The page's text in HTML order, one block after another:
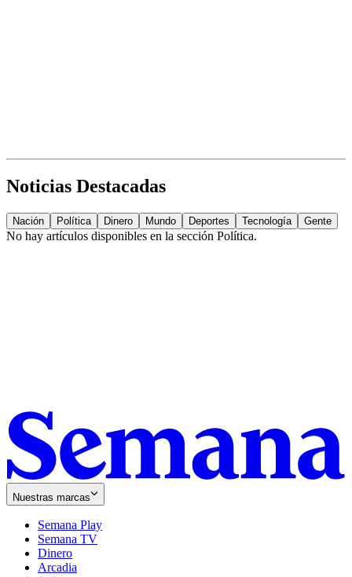
Noticias Destacadas
Nación Política Dinero Mundo Deportes Tecnología Gente
No hay artículos disponibles en la sección Política.
Nuestras marcas
Semana Play
Semana TV
Dinero
Arcadia